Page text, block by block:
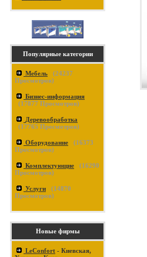
Популярные категории
Мебель (24237
Просмотров)
Бизнес-информация
(17877 Просмотров)
Деревообработка
(17765 Просмотров)
Оборудование (16373
Просмотров)
Комплектующие (16290
Просмотров)
Услуги (14870
Просмотров)
Новые фирмы
LeConfort - Киевская,